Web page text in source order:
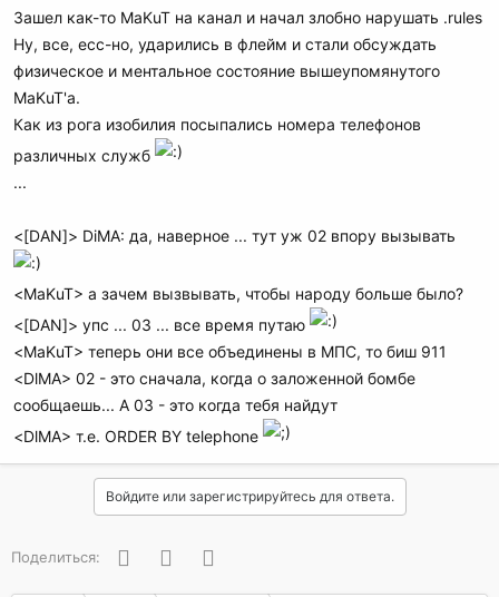
Зашел как-то MaKuT на канал и начал злобно нарушать .rules
Ну, все, есс-но, ударились в флейм и стали обсуждать
физическое и ментальное состояние вышеупомянутого
MaKuT'a.
Как из рога изобилия посыпались номера телефонов
различных служб
...
<[DAN]> DiMA: да, наверное ... тут уж 02 впору вызывать
<MaKuT> а зачем вызвывать, чтобы народу больше было?
<[DAN]> упс ... 03 ... все время путаю
<MaKuT> теперь они все объединены в МПС, то биш 911
<DlMA> 02 - это сначала, когда о заложенной бомбе
сообщаешь... А 03 - это когда тебя найдут
<DlMA> т.е. ORDER BY telephone
Войдите или зарегистрируйтесь для ответа.
Поделиться: FacebookTwitter